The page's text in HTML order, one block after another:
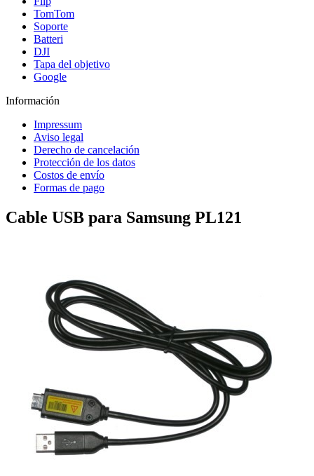
TomTom
Soporte
Batteri
DJI
Tapa del objetivo
Google
Información
Impressum
Aviso legal
Derecho de cancelación
Protección de los datos
Costos de envío
Formas de pago
Cable USB para Samsung PL121